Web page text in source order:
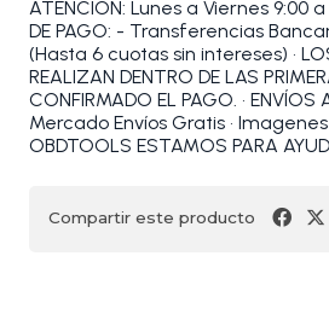
ATENCIÓN: Lunes a Viernes 9:00 a
DE PAGO: - Transferencias
(Hasta 6 cuotas sin intereses) •
REALIZAN DENTRO DE LAS
CONFIRMADO EL PAGO. • ENVÍOS
Mercado Envíos Gratis •
OBDTOOLS ESTAMOS PARA
Compartir este producto